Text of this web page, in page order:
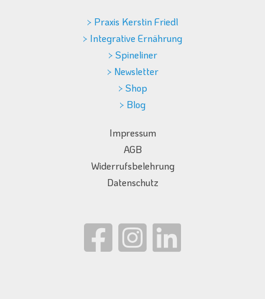
> Praxis Kerstin Friedl
> Integrative Ernährung
> Spineliner
> Newsletter
> Shop
> Blog
Impressum
AGB
Widerrufsbelehrung
Datenschutz